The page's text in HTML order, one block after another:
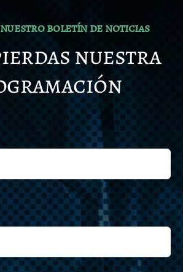
boletín de noticias
nuestra